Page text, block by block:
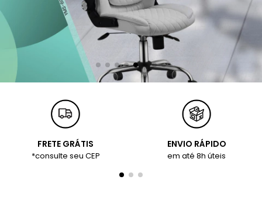
FRETE GRÁTIS
*consulte seu CEP
ENVIO RÁPIDO
em até 8h úteis